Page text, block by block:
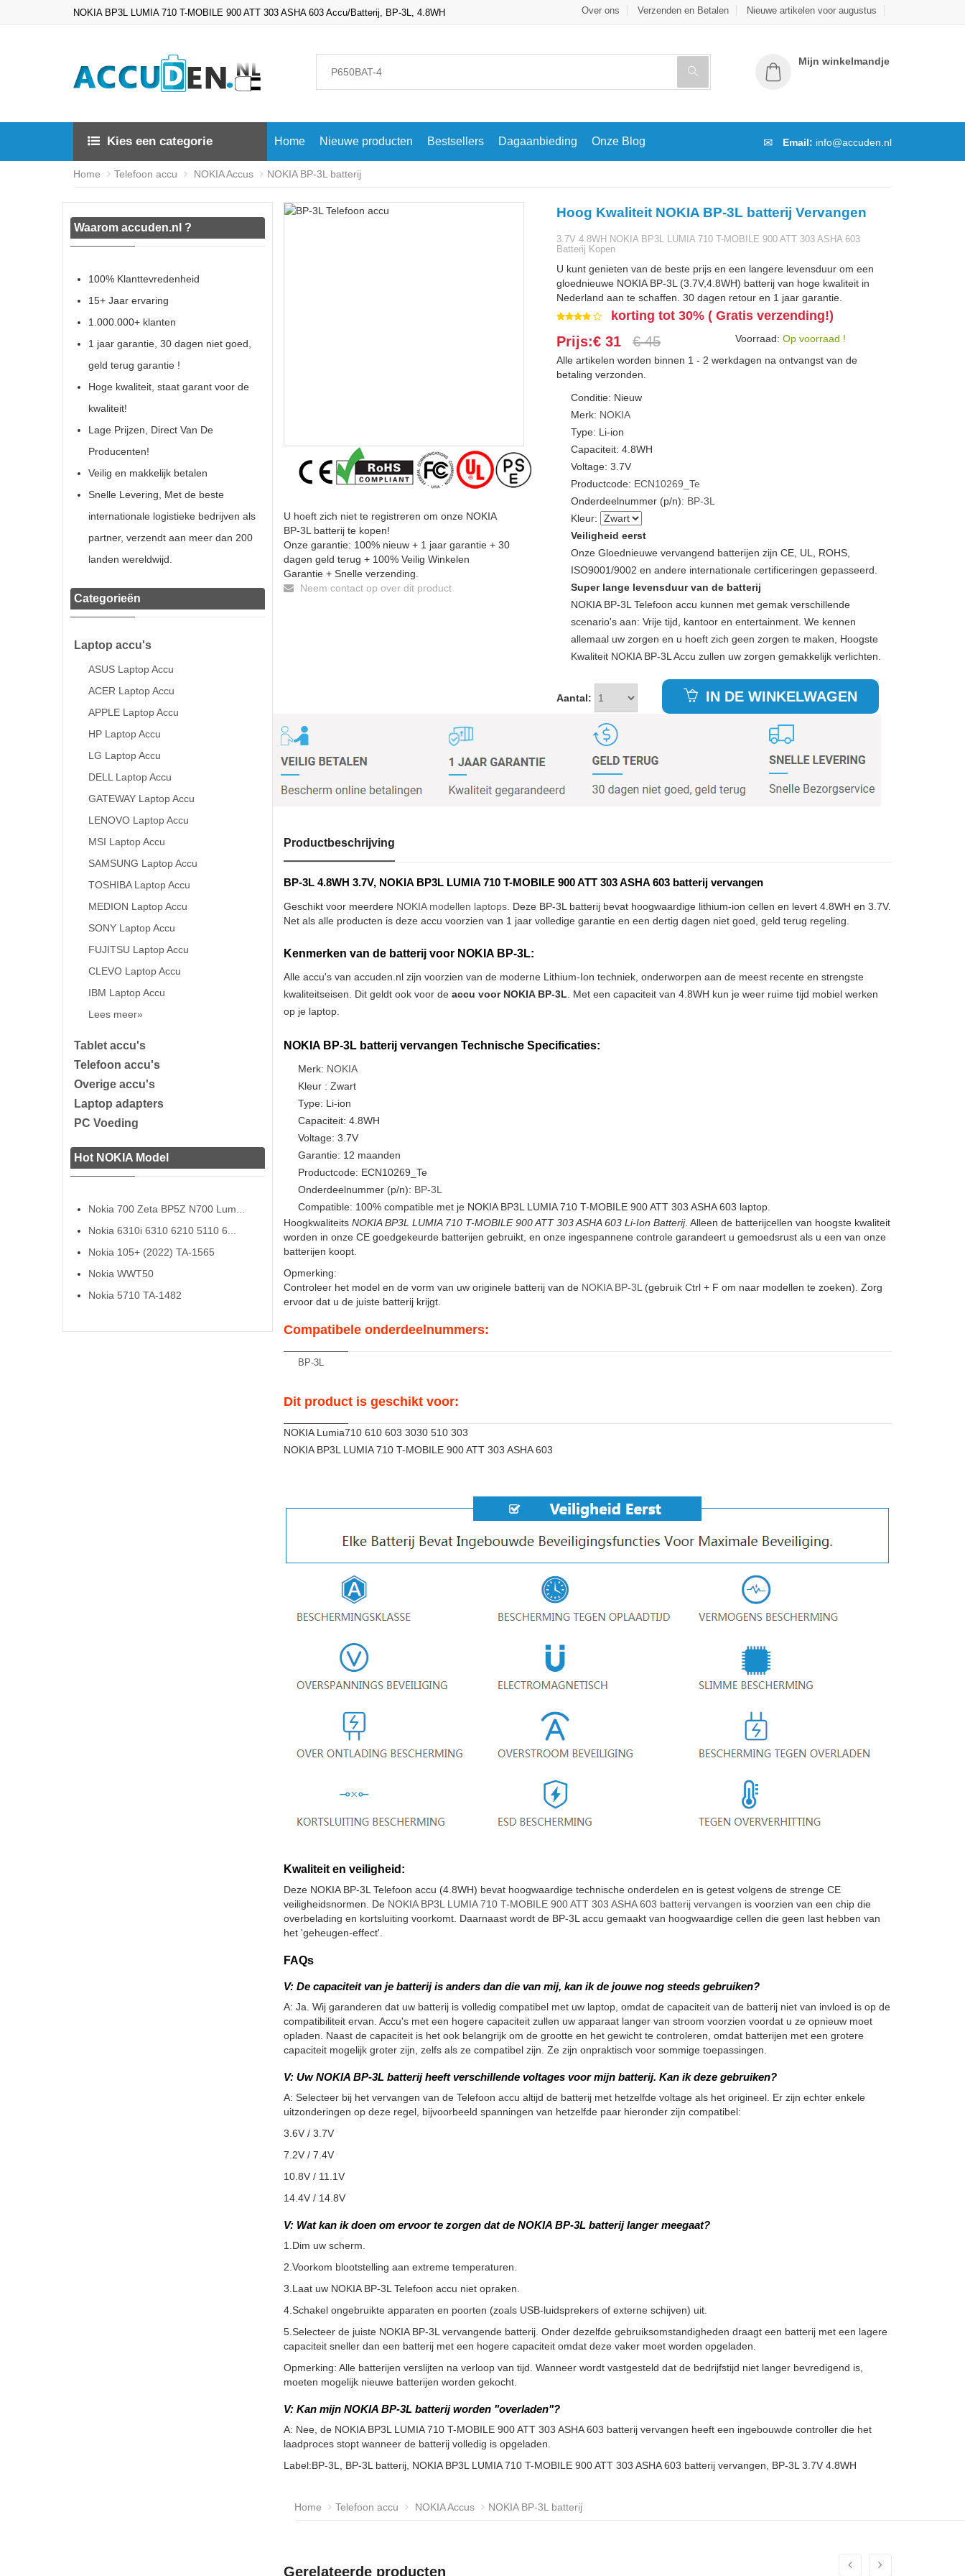
NOKIA BP3L LUMIA 710 T-MOBILE 900 ATT 303 ASHA 603 Accu/Batterij, BP-3L, 4.8WH Over ons Verzenden en Betalen Nieuwe artikelen voor augustus
Mijn winkelmandje
Kies een categorie Home Nieuwe producten Bestsellers Dagaanbieding Onze Blog Email: info@accuden.nl
Home Telefoon accu NOKIA Accus NOKIA BP-3L batterij
Waarom accuden.nl ?
100% Klanttevredenheid
15+ Jaar ervaring
1.000.000+ klanten
1 jaar garantie, 30 dagen niet goed,
geld terug garantie !
Hoge kwaliteit, staat garant voor de
kwaliteit!
Lage Prijzen, Direct Van De
Producenten!
Veilig en makkelijk betalen
Snelle Levering, Met de beste
internationale logistieke bedrijven als
partner, verzendt aan meer dan 200
landen wereldwijd.
Categorieën
Laptop accu's
ASUS Laptop Accu
ACER Laptop Accu
APPLE Laptop Accu
HP Laptop Accu
LG Laptop Accu
DELL Laptop Accu
GATEWAY Laptop Accu
LENOVO Laptop Accu
MSI Laptop Accu
SAMSUNG Laptop Accu
TOSHIBA Laptop Accu
MEDION Laptop Accu
SONY Laptop Accu
FUJITSU Laptop Accu
CLEVO Laptop Accu
IBM Laptop Accu
Lees meer»
Tablet accu's
Telefoon accu's
Overige accu's
Laptop adapters
PC Voeding
Hot NOKIA Model
Nokia 700 Zeta BP5Z N700 Lum...
Nokia 6310i 6310 6210 5110 6...
Nokia 105+ (2022) TA-1565
Nokia WWT50
Nokia 5710 TA-1482
U hoeft zich niet te registreren om onze NOKIA
BP-3L batterij te kopen!
Onze garantie: 100% nieuw + 1 jaar garantie + 30
dagen geld terug + 100% Veilig Winkelen
Garantie + Snelle verzending.
Neem contact op over dit product
Hoog Kwaliteit NOKIA BP-3L batterij Vervangen
3.7V 4.8WH NOKIA BP3L LUMIA 710 T-MOBILE 900 ATT 303 ASHA 603
Batterij Kopen
U kunt genieten van de beste prijs en een langere levensduur om een
gloednieuwe NOKIA BP-3L (3.7V,4.8WH) batterij van hoge kwaliteit in
Nederland aan te schaffen. 30 dagen retour en 1 jaar garantie.
korting tot 30% ( Gratis verzending!)
Prijs:€ 31 € 45 Voorraad: Op voorraad !
Alle artikelen worden binnen 1 - 2 werkdagen na ontvangst van de
betaling verzonden.
Conditie: Nieuw
Merk: NOKIA
Type: Li-ion
Capaciteit: 4.8WH
Voltage: 3.7V
Productcode: ECN10269_Te
Onderdeelnummer (p/n): BP-3L
Kleur:
Veiligheid eerst
Onze Gloednieuwe vervangend batterijen zijn CE, UL, ROHS,
ISO9001/9002 en andere internationale certificeringen gepasseerd.
Super lange levensduur van de batterij
NOKIA BP-3L Telefoon accu kunnen met gemak verschillende
scenario's aan: Vrije tijd, kantoor en entertainment. We kennen
allemaal uw zorgen en u hoeft zich geen zorgen te maken, Hoogste
Kwaliteit NOKIA BP-3L Accu zullen uw zorgen gemakkelijk verlichten.
Aantal: IN DE WINKELWAGEN
Productbeschrijving
BP-3L 4.8WH 3.7V, NOKIA BP3L LUMIA 710 T-MOBILE 900 ATT 303 ASHA 603 batterij vervangen
Geschikt voor meerdere NOKIA modellen laptops. Deze BP-3L batterij bevat hoogwaardige lithium-ion cellen en levert 4.8WH en 3.7V.
Net als alle producten is deze accu voorzien van 1 jaar volledige garantie en een dertig dagen niet goed, geld terug regeling.
Kenmerken van de batterij voor NOKIA BP-3L:
Alle accu's van accuden.nl zijn voorzien van de moderne Lithium-Ion techniek, onderworpen aan de meest recente en strengste
kwaliteitseisen. Dit geldt ook voor de accu voor NOKIA BP-3L . Met een capaciteit van 4.8WH kun je weer ruime tijd mobiel werken
op je laptop.
NOKIA BP-3L batterij vervangen Technische Specificaties:
Merk: NOKIA
Kleur : Zwart
Type: Li-ion
Capaciteit: 4.8WH
Voltage: 3.7V
Garantie: 12 maanden
Productcode: ECN10269_Te
Onderdeelnummer (p/n): BP-3L
Compatible: 100% compatible met je NOKIA BP3L LUMIA 710 T-MOBILE 900 ATT 303 ASHA 603 laptop.
Hoogkwaliteits NOKIA BP3L LUMIA 710 T-MOBILE 900 ATT 303 ASHA 603 Li-Ion Batterij. Alleen de batterijcellen van hoogste kwaliteit
worden in onze CE goedgekeurde batterijen gebruikt, en onze ingespannene controle garandeert u gemoedsrust als u een van onze
batterijen koopt.
Opmerking:
Controleer het model en de vorm van uw originele batterij van de NOKIA BP-3L (gebruik Ctrl + F om naar modellen te zoeken). Zorg
ervoor dat u de juiste batterij krijgt.
Compatibele onderdeelnummers:
BP-3L
Dit product is geschikt voor:
NOKIA Lumia710 610 603 3030 510 303
NOKIA BP3L LUMIA 710 T-MOBILE 900 ATT 303 ASHA 603
Kwaliteit en veiligheid:
Deze NOKIA BP-3L Telefoon accu (4.8WH) bevat hoogwaardige technische onderdelen en is getest volgens de strenge CE
veiligheidsnormen. De NOKIA BP3L LUMIA 710 T-MOBILE 900 ATT 303 ASHA 603 batterij vervangen is voorzien van een chip die
overbelading en kortsluiting voorkomt. Daarnaast wordt de BP-3L accu gemaakt van hoogwaardige cellen die geen last hebben van
het 'geheugen-effect'.
FAQs
V: De capaciteit van je batterij is anders dan die van mij, kan ik de jouwe nog steeds gebruiken?
A: Ja. Wij garanderen dat uw batterij is volledig compatibel met uw laptop, omdat de capaciteit van de batterij niet van invloed is op de
compatibiliteit ervan. Accu's met een hogere capaciteit zullen uw apparaat langer van stroom voorzien voordat u ze opnieuw moet
opladen. Naast de capaciteit is het ook belangrijk om de grootte en het gewicht te controleren, omdat batterijen met een grotere
capaciteit mogelijk groter zijn, zelfs als ze compatibel zijn. Ze zijn onpraktisch voor sommige toepassingen.
V: Uw NOKIA BP-3L batterij heeft verschillende voltages voor mijn batterij. Kan ik deze gebruiken?
A: Selecteer bij het vervangen van de Telefoon accu altijd de batterij met hetzelfde voltage als het origineel. Er zijn echter enkele
uitzonderingen op deze regel, bijvoorbeeld spanningen van hetzelfde paar hieronder zijn compatibel:
3.6V / 3.7V
7.2V / 7.4V
10.8V / 11.1V
14.4V / 14.8V
V: Wat kan ik doen om ervoor te zorgen dat de NOKIA BP-3L batterij langer meegaat?
1.Dim uw scherm.
2.Voorkom blootstelling aan extreme temperaturen.
3.Laat uw NOKIA BP-3L Telefoon accu niet opraken.
4.Schakel ongebruikte apparaten en poorten (zoals USB-luidsprekers of externe schijven) uit.
5.Selecteer de juiste NOKIA BP-3L vervangende batterij. Onder dezelfde gebruiksomstandigheden draagt een batterij met een lagere
capaciteit sneller dan een batterij met een hogere capaciteit omdat deze vaker moet worden opgeladen.
Opmerking: Alle batterijen verslijten na verloop van tijd. Wanneer wordt vastgesteld dat de bedrijfstijd niet langer bevredigend is,
moeten mogelijk nieuwe batterijen worden gekocht.
V: Kan mijn NOKIA BP-3L batterij worden "overladen"?
A: Nee, de NOKIA BP3L LUMIA 710 T-MOBILE 900 ATT 303 ASHA 603 batterij vervangen heeft een ingebouwde controller die het
laadproces stopt wanneer de batterij volledig is opgeladen.
Label:BP-3L, BP-3L batterij, NOKIA BP3L LUMIA 710 T-MOBILE 900 ATT 303 ASHA 603 batterij vervangen, BP-3L 3.7V 4.8WH
Home Telefoon accu NOKIA Accus NOKIA BP-3L batterij
Gerelateerde producten